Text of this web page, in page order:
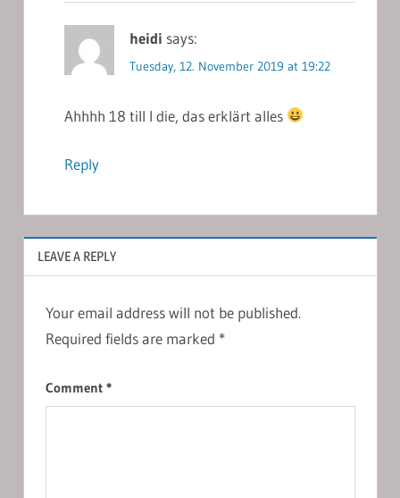
heidi says:
Tuesday, 12. November 2019 at 19:22
Ahhhh 18 till I die, das erklärt alles
Reply
LEAVE A REPLY
Your email address will not be published.
Required fields are marked *
Comment *